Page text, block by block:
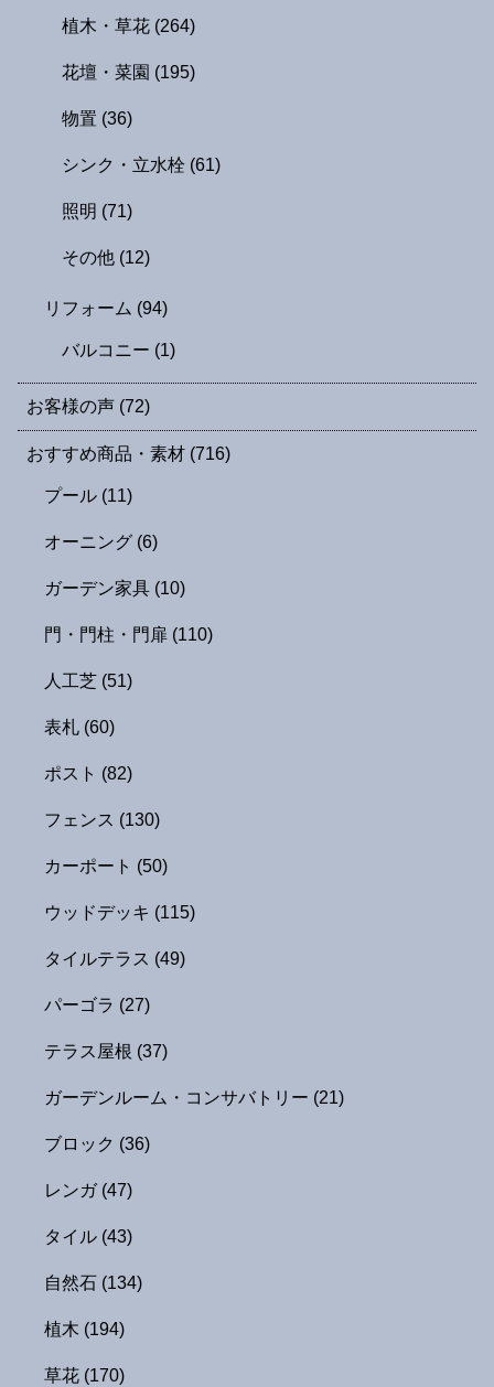
植木・草花 (264)
花壇・菜園 (195)
物置 (36)
シンク・立水栓 (61)
照明 (71)
その他 (12)
リフォーム (94)
バルコニー (1)
お客様の声 (72)
おすすめ商品・素材 (716)
プール (11)
オーニング (6)
ガーデン家具 (10)
門・門柱・門扉 (110)
人工芝 (51)
表札 (60)
ポスト (82)
フェンス (130)
カーポート (50)
ウッドデッキ (115)
タイルテラス (49)
パーゴラ (27)
テラス屋根 (37)
ガーデンルーム・コンサバトリー (21)
ブロック (36)
レンガ (47)
タイル (43)
自然石 (134)
植木 (194)
草花 (170)